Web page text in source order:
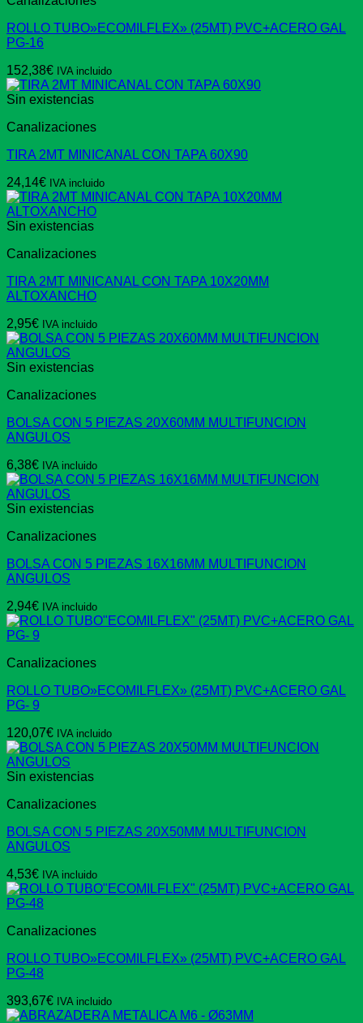
ROLLO TUBO»ECOMILFLEX» (25MT) PVC+ACERO GAL
PG-16
152,38€ IVA incluido
Sin existencias
Canalizaciones
TIRA 2MT MINICANAL CON TAPA 60X90
24,14€ IVA incluido
Sin existencias
Canalizaciones
TIRA 2MT MINICANAL CON TAPA 10X20MM
ALTOXANCHO
2,95€ IVA incluido
Sin existencias
Canalizaciones
BOLSA CON 5 PIEZAS 20X60MM MULTIFUNCION
ANGULOS
6,38€ IVA incluido
Sin existencias
Canalizaciones
BOLSA CON 5 PIEZAS 16X16MM MULTIFUNCION
ANGULOS
2,94€ IVA incluido
Canalizaciones
ROLLO TUBO»ECOMILFLEX» (25MT) PVC+ACERO GAL
PG- 9
120,07€ IVA incluido
Sin existencias
Canalizaciones
BOLSA CON 5 PIEZAS 20X50MM MULTIFUNCION
ANGULOS
4,53€ IVA incluido
Canalizaciones
ROLLO TUBO»ECOMILFLEX» (25MT) PVC+ACERO GAL
PG-48
393,67€ IVA incluido